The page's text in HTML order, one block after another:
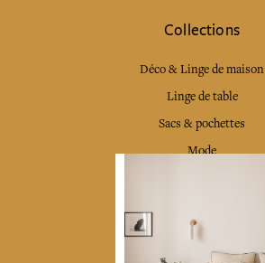
Collections
Déco & Linge de maison
Linge de table
Sacs & pochettes
Mode
Livraison & retour